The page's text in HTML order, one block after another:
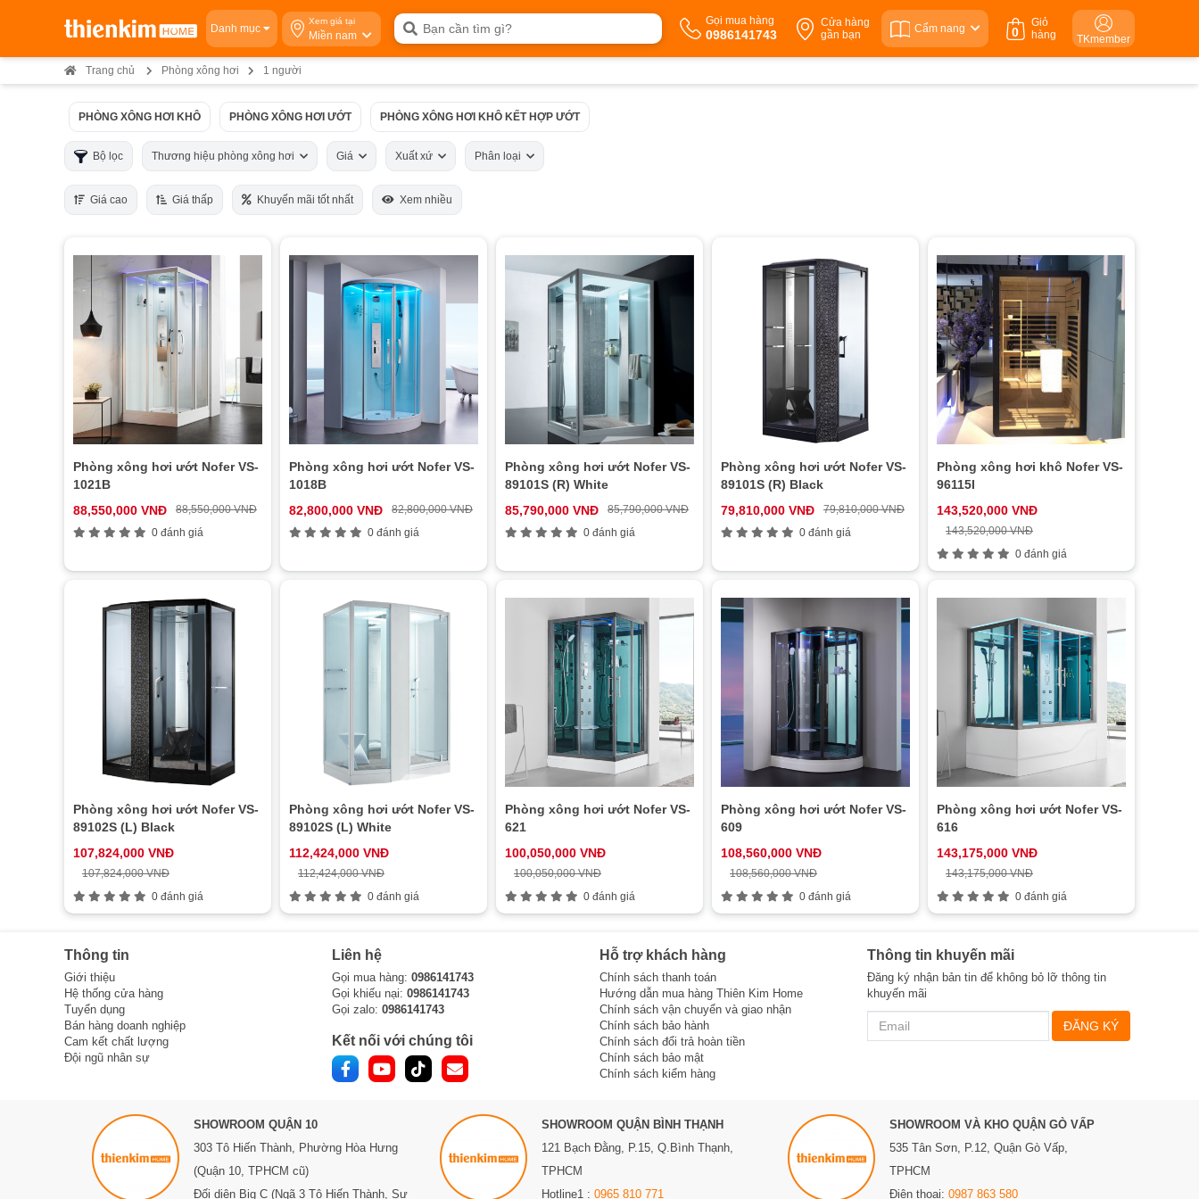
Danh mục
Xem giá tại
Miền nam
Gọi mua hàng
0986141743
Cửa hàng
gần bạn
Cẩm nang
Giỏ
hàng
0 TKmember
Trang chủ Phòng xông hơi 1 người
PHÒNG XÔNG HƠI KHÔ PHÒNG XÔNG HƠI ƯỚT PHÒNG XÔNG HƠI KHÔ KẾT HỢP ƯỚT
Bộ lọc Thương hiệu phòng xông hơi Giá Xuất xứ Phân loại
Giá cao Giá thấp Khuyến mãi tốt nhất Xem nhiều
Phòng xông hơi ướt Nofer VS-
1021B
88,550,000 VNĐ
88,550,000 VNĐ
0 đánh giá
Phòng xông hơi ướt Nofer VS-
1018B
82,800,000 VNĐ
82,800,000 VNĐ
0 đánh giá
Phòng xông hơi ướt Nofer VS-
89101S (R) White
85,790,000 VNĐ
85,790,000 VNĐ
0 đánh giá
Phòng xông hơi ướt Nofer VS-
89101S (R) Black
79,810,000 VNĐ
79,810,000 VNĐ
0 đánh giá
Phòng xông hơi khô Nofer VS-
96115I
143,520,000 VNĐ
143,520,000 VNĐ
0 đánh giá
Phòng xông hơi ướt Nofer VS-
89102S (L) Black
107,824,000 VNĐ
107,824,000 VNĐ
0 đánh giá
Phòng xông hơi ướt Nofer VS-
89102S (L) White
112,424,000 VNĐ
112,424,000 VNĐ
0 đánh giá
Phòng xông hơi ướt Nofer VS-
621
100,050,000 VNĐ
100,050,000 VNĐ
0 đánh giá
Phòng xông hơi ướt Nofer VS-
609
108,560,000 VNĐ
108,560,000 VNĐ
0 đánh giá
Phòng xông hơi ướt Nofer VS-
616
143,175,000 VNĐ
143,175,000 VNĐ
0 đánh giá
Thông tin
Giới thiệu
Hệ thống cửa hàng
Tuyển dụng
Bán hàng doanh nghiệp
Cam kết chất lượng
Đội ngũ nhân sự
Liên hệ
Gọi mua hàng: 0986141743
Gọi khiếu nại: 0986141743
Gọi zalo: 0986141743
Kết nối với chúng tôi
Hỗ trợ khách hàng
Chính sách thanh toán
Hướng dẫn mua hàng Thiên Kim Home
Chính sách vận chuyển và giao nhận
Chính sách bảo hành
Chính sách đổi trả hoàn tiền
Chính sách bảo mật
Chính sách kiểm hàng
Thông tin khuyến mãi
Đăng ký nhận bản tin để không bỏ lỡ thông tin
khuyến mãi
ĐĂNG KÝ
SHOWROOM QUẬN 10
303 Tô Hiến Thành, Phường Hòa Hưng
(Quận 10, TPHCM cũ)
Đối diện Big C (Ngã 3 Tô Hiến Thành, Sư
SHOWROOM QUẬN BÌNH THẠNH
121 Bạch Đằng, P.15, Q.Bình Thạnh,
TPHCM
Hotline1 : 0965 810 771
SHOWROOM VÀ KHO QUẬN GÒ VẤP
535 Tân Sơn, P.12, Quận Gò Vấp,
TPHCM
Điện thoại: 0987 863 580